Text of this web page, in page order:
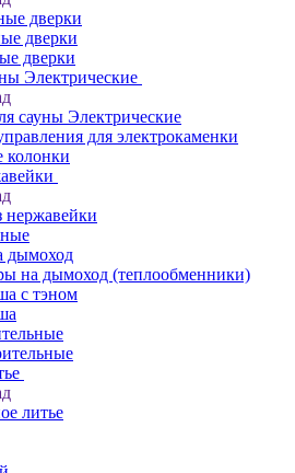
дверки
дверки
дверки
Электрические
сауны Электрические
для электрокаменки
колонки
нержавейки
дымоход
на дымоход (теплообменники)
с тэном
литье